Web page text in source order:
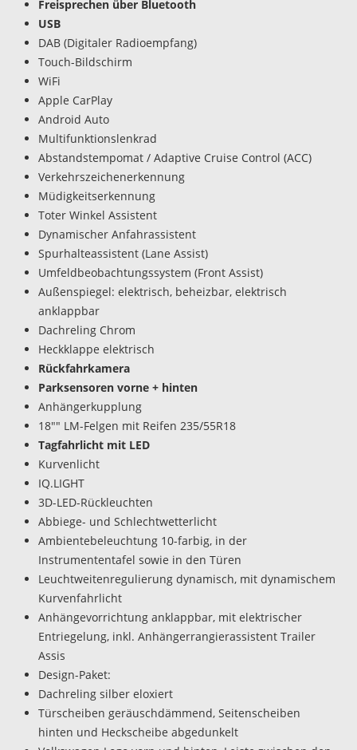
Freisprechen über Bluetooth
USB
DAB (Digitaler Radioempfang)
Touch-Bildschirm
WiFi
Apple CarPlay
Android Auto
Multifunktionslenkrad
Abstandstempomat / Adaptive Cruise Control (ACC)
Verkehrszeichenerkennung
Müdigkeitserkennung
Toter Winkel Assistent
Dynamischer Anfahrassistent
Spurhalteassistent (Lane Assist)
Umfeldbeobachtungssystem (Front Assist)
Außenspiegel: elektrisch, beheizbar, elektrisch
anklappbar
Dachreling Chrom
Heckklappe elektrisch
Rückfahrkamera
Parksensoren vorne + hinten
Anhängerkupplung
18"" LM-Felgen mit Reifen 235/55R18
Tagfahrlicht mit LED
Kurvenlicht
IQ.LIGHT
3D-LED-Rückleuchten
Abbiege- und Schlechtwetterlicht
Ambientebeleuchtung 10-farbig, in der
Instrumententafel sowie in den Türen
Leuchtweitenregulierung dynamisch, mit dynamischem
Kurvenfahrlicht
Anhängevorrichtung anklappbar, mit elektrischer
Entriegelung, inkl. Anhängerrangierassistent Trailer
Assis
Design-Paket:
Dachreling silber eloxiert
Türscheiben geräuschdämmend, Seitenscheiben
hinten und Heckscheibe abgedunkelt